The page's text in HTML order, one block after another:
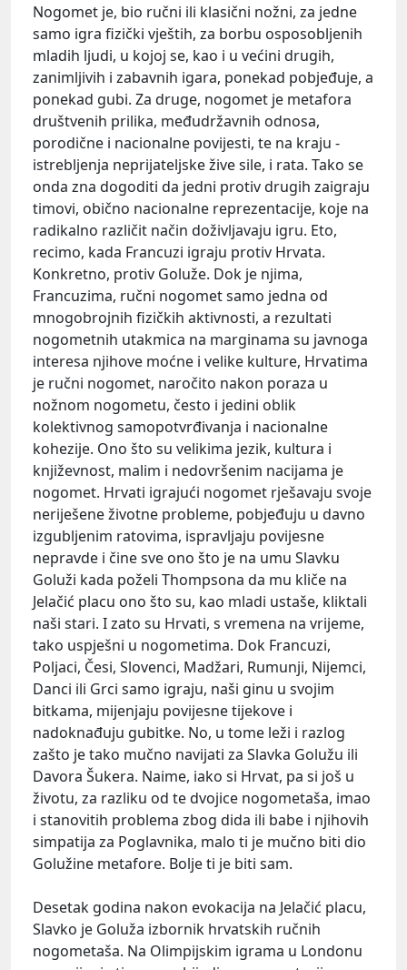
Nogomet je, bio ručni ili klasični nožni, za jedne
samo igra fizički vještih, za borbu osposobljenih
mladih ljudi, u kojoj se, kao i u većini drugih,
zanimljivih i zabavnih igara, ponekad pobjeđuje, a
ponekad gubi. Za druge, nogomet je metafora
društvenih prilika, međudržavnih odnosa,
porodične i nacionalne povijesti, te na kraju -
istrebljenja neprijateljske žive sile, i rata. Tako se
onda zna dogoditi da jedni protiv drugih zaigraju
timovi, obično nacionalne reprezentacije, koje na
radikalno različit način doživljavaju igru. Eto,
recimo, kada Francuzi igraju protiv Hrvata.
Konkretno, protiv Goluže. Dok je njima,
Francuzima, ručni nogomet samo jedna od
mnogobrojnih fizičkih aktivnosti, a rezultati
nogometnih utakmica na marginama su javnoga
interesa njihove moćne i velike kulture, Hrvatima
je ručni nogomet, naročito nakon poraza u
nožnom nogometu, često i jedini oblik
kolektivnog samopotvrđivanja i nacionalne
kohezije. Ono što su velikima jezik, kultura i
književnost, malim i nedovršenim nacijama je
nogomet. Hrvati igrajući nogomet rješavaju svoje
neriješene životne probleme, pobjeđuju u davno
izgubljenim ratovima, ispravljaju povijesne
nepravde i čine sve ono što je na umu Slavku
Goluži kada poželi Thompsona da mu kliče na
Jelačić placu ono što su, kao mladi ustaše, kliktali
naši stari. I zato su Hrvati, s vremena na vrijeme,
tako uspješni u nogometima. Dok Francuzi,
Poljaci, Česi, Slovenci, Madžari, Rumunji, Nijemci,
Danci ili Grci samo igraju, naši ginu u svojim
bitkama, mijenjaju povijesne tijekove i
nadoknađuju gubitke. No, u tome leži i razlog
zašto je tako mučno navijati za Slavka Golužu ili
Davora Šukera. Naime, iako si Hrvat, pa si još u
životu, za razliku od te dvojice nogometaša, imao
i stanovitih problema zbog dida ili babe i njihovih
simpatija za Poglavnika, malo ti je mučno biti dio
Golužine metafore. Bolje ti je biti sam.
Desetak godina nakon evokacija na Jelačić placu,
Slavko je Goluža izbornik hrvatskih ručnih
nogometaša. Na Olimpijskim igrama u Londonu